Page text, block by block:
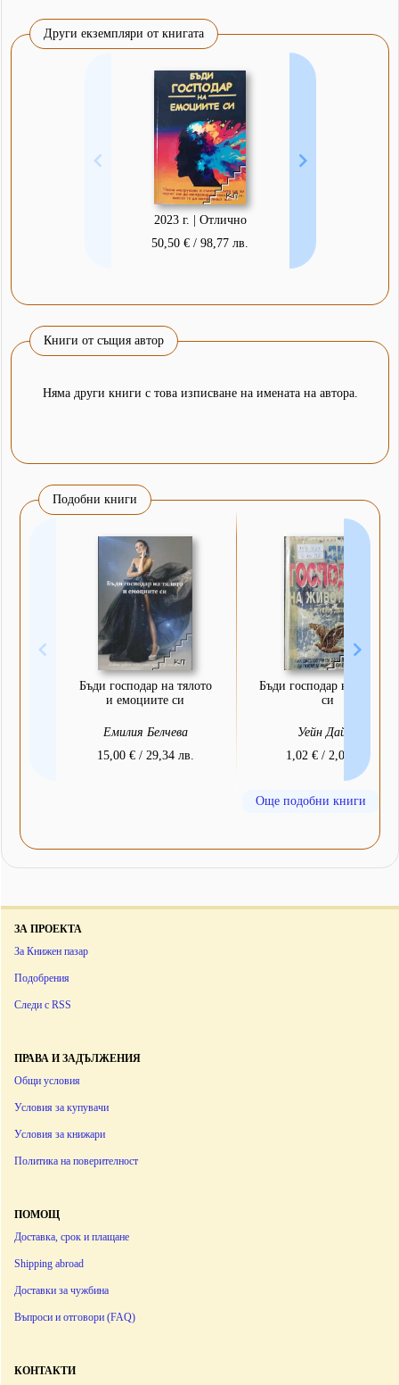
Други екземпляри от книгата
2023 г. | Отлично
50,50 € / 98,77 лв.
Книги от същия автор
Няма други книги с това изписване на имената на автора.
Подобни книги
Бъди господар на тялото
и емоциите си
Емилия Белчева
15,00 € / 29,34 лв.
Бъди господар на живота
си
Уейн Дайър
1,02 € / 2,00 лв.
Още подобни книги
ЗА ПРОЕКТА
За Книжен пазар
Подобрения
Следи с RSS
ПРАВА И ЗАДЪЛЖЕНИЯ
Общи условия
Условия за купувачи
Условия за книжари
Политика на поверителност
ПОМОЩ
Доставка, срок и плащане
Shipping abroad
Доставки за чужбина
Въпроси и отговори (FAQ)
КОНТАКТИ